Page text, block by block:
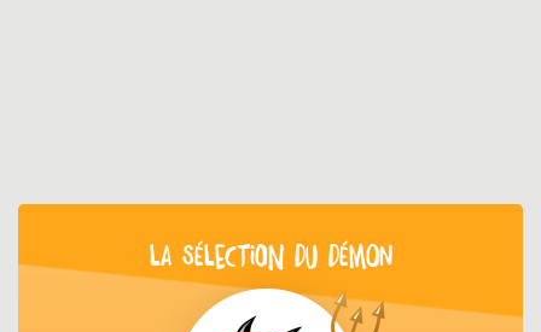
LA SÉLECTION DU DÉMON